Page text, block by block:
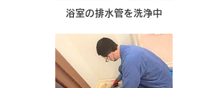
浴室の排水管を洗浄中